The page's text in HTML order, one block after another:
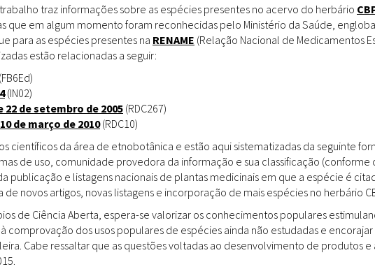
Medicinais
Conceitos
Livros
Periódicos
Produções
Todos
Grupos de Pesquisa
Sementes, Mudas &
Plantas
Produto & Indústria Padrões
traz informações sobre as espécies presentes no acervo do herbário
que em algum momento foram reconhecidas pelo Ministério da Saúde,
para as espécies presentes na RENAME (Relação Nacional de Medicamentos
estão relacionadas a seguir:
(FB6Ed)
(IN02)
de setembro de 2005 (RDC267)
de março de 2010(RDC10)
científicos da área de etnobotânica e estão aqui sistematizadas da seguinte
de uso, comunidade provedora da informação e sua classificação (conforme
e listagens nacionais de plantas medicinais em que a espécie é
novos artigos, novas listagens e incorporação de mais espécies no herbário
de Ciência Aberta, espera-se valorizar os conhecimentos populares
comprovação dos usos populares de espécies ainda não estudadas e
Cabe ressaltar que as questões voltadas ao desenvolvimento de produtos